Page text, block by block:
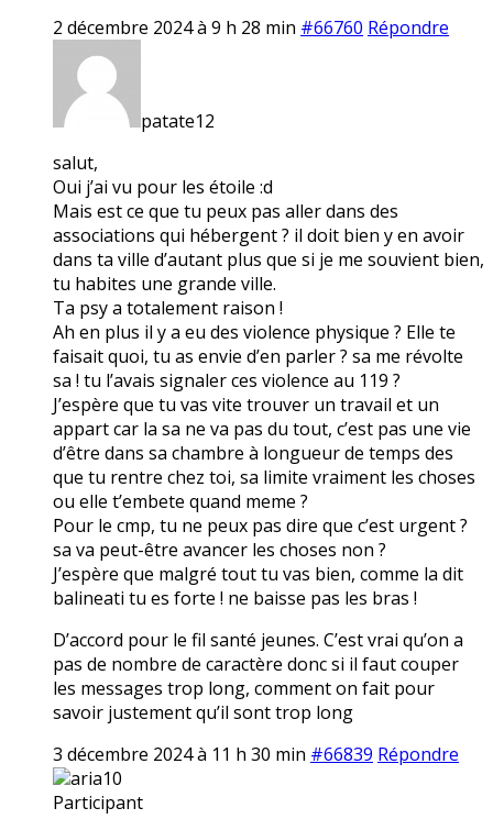
2 décembre 2024 à 9 h 28 min #66760 Répondre
patate12
salut,
Oui j’ai vu pour les étoile :d
Mais est ce que tu peux pas aller dans des
associations qui hébergent ? il doit bien y en avoir
dans ta ville d’autant plus que si je me souvient bien,
tu habites une grande ville.
Ta psy a totalement raison !
Ah en plus il y a eu des violence physique ? Elle te
faisait quoi, tu as envie d’en parler ? sa me révolte
sa ! tu l’avais signaler ces violence au 119 ?
J’espère que tu vas vite trouver un travail et un
appart car la sa ne va pas du tout, c’est pas une vie
d’être dans sa chambre à longueur de temps des
que tu rentre chez toi, sa limite vraiment les choses
ou elle t’embete quand meme ?
Pour le cmp, tu ne peux pas dire que c’est urgent ?
sa va peut-être avancer les choses non ?
J’espère que malgré tout tu vas bien, comme la dit
balineati tu es forte ! ne baisse pas les bras !
D’accord pour le fil santé jeunes. C’est vrai qu’on a
pas de nombre de caractère donc si il faut couper
les messages trop long, comment on fait pour
savoir justement qu’il sont trop long
3 décembre 2024 à 11 h 30 min #66839 Répondre
aria10
Participant